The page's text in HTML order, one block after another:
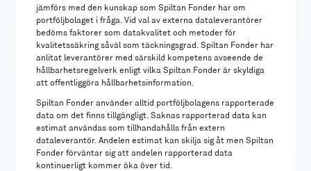
jämförs med den kunskap som Spiltan Fonder har om
portföljbolaget i fråga. Vid val av externa dataleverantörer
bedöms faktorer som datakvalitet och metoder för
kvalitetssäkring såväl som täckningsgrad. Spiltan Fonder har
anlitat leverantörer med särskild kompetens avseende de
hållbarhetsregelverk enligt vilka Spiltan Fonder är skyldiga
att offentliggöra hållbarhetsinformation.
Spiltan Fonder använder alltid portföljbolagens rapporterade
data om det finns tillgängligt. Saknas rapporterad data kan
estimat användas som tillhandahålls från extern
dataleverantör. Andelen estimat kan skilja sig åt men Spiltan
Fonder förväntar sig att andelen rapporterad data
kontinuerligt kommer öka över tid.